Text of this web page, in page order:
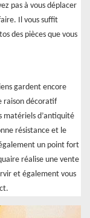
pas à vous déplacer
Il vous suffit
des pièces que vous
gardent encore
raison décoratif
matériels d’antiquité
résistance et le
un point fort
réalise une vente
et également vous